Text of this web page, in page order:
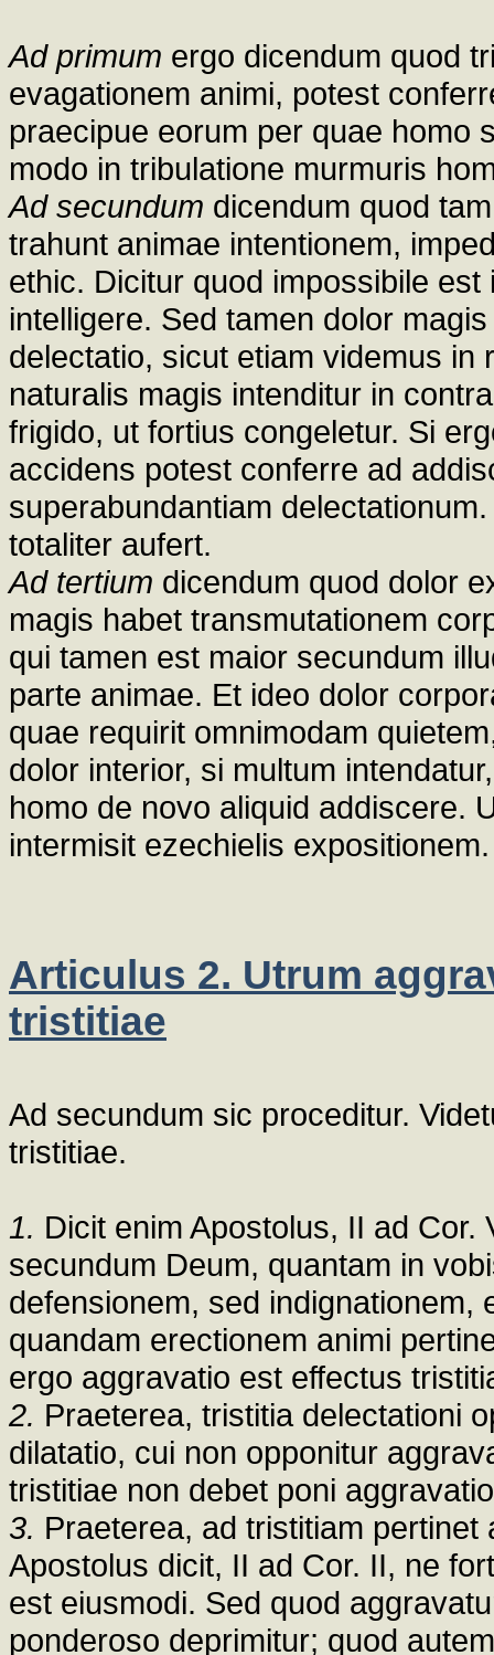
Ad primum ergo dicendum quod
evagationem animi, potest
praecipue eorum per quae homo
modo in tribulatione murmuris
Ad secundum dicendum quod
trahunt animae intentionem,
ethic. Dicitur quod impossibile
intelligere. Sed tamen dolor
delectatio, sicut etiam videmus
naturalis magis intenditur in
frigido, ut fortius congeletur. Si
accidens potest conferre ad
superabundantiam
totaliter aufert.
Ad tertium dicendum quod dolor
magis habet transmutationem
qui tamen est maior secundum
parte animae. Et ideo dolor
quae requirit omnimodam
dolor interior, si multum
homo de novo aliquid addiscere.
intermisit ezechielis expositionem.
Articulus 2. Utrum
tristitiae
Ad secundum sic proceditur.
tristitiae.
1. Dicit enim Apostolus, II ad
secundum Deum, quantam in
defensionem, sed indignationem,
quandam erectionem animi
ergo aggravatio est effectus
2. Praeterea, tristitia delectationi
dilatatio, cui non opponitur
tristitiae non debet poni
3. Praeterea, ad tristitiam
Apostolus dicit, II ad Cor. II, ne
est eiusmodi. Sed quod
ponderoso deprimitur; quod